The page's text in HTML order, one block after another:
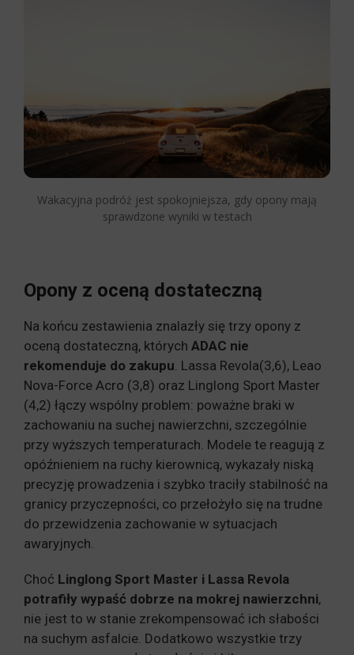
Wakacyjna podróż jest spokojniejsza, gdy opony mają
sprawdzone wyniki w testach
Opony z oceną dostateczną
Na końcu zestawienia znalazły się trzy opony z
oceną dostateczną, których ADAC nie
rekomenduje do zakupu. Lassa Revola(3,6), Leao
Nova-Force Acro (3,8) oraz Linglong Sport Master
(4,2) łączy wspólny problem: poważne braki w
zachowaniu na suchej nawierzchni, szczególnie
przy wyższych temperaturach. Modele te reagują z
opóźnieniem na ruchy kierownicą, wykazały niską
precyzję prowadzenia i szybko traciły stabilność na
granicy przyczepności, co przełożyło się na trudne
do przewidzenia zachowanie w sytuacjach
awaryjnych.
Choć Linglong Sport Master i Lassa Revola
potrafiły wypaść dobrze na mokrej nawierzchni,
nie jest to w stanie zrekompensować ich słabości
na suchym asfalcie. Dodatkowo wszystkie trzy